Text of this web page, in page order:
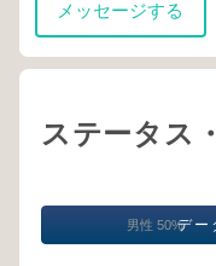
メッセージする
ステータス
デー
男性 50%